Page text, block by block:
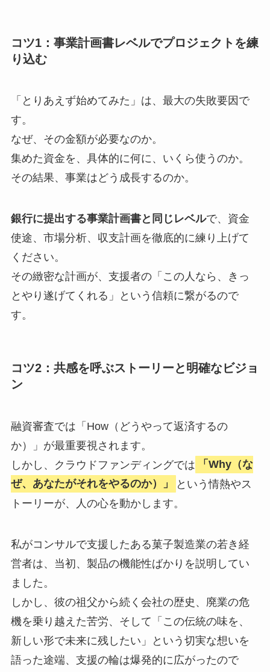
コツ1：事業計画書レベルでプロジェクトを練
り込む
「とりあえず始めてみた」は、最大の失敗要因で
す。
なぜ、その金額が必要なのか。
集めた資金を、具体的に何に、いくら使うのか。
その結果、事業はどう成長するのか。
銀行に提出する事業計画書と同じレベルで、資金
使途、市場分析、収支計画を徹底的に練り上げて
ください。
その緻密な計画が、支援者の「この人なら、きっ
とやり遂げてくれる」という信頼に繋がるので
す。
コツ2：共感を呼ぶストーリーと明確なビジョ
ン
融資審査では「How（どうやって返済するの
か）」が最重要視されます。
しかし、クラウドファンディングでは
「Why（な
ぜ、あなたがそれをやるのか）」
という情熱やス
トーリーが、人の心を動かします。
私がコンサルで支援したある菓子製造業の若き経
営者は、当初、製品の機能性ばかりを説明してい
ました。
しかし、彼の祖父から続く会社の歴史、廃業の危
機を乗り越えた苦労、そして「この伝統の味を、
新しい形で未来に残したい」という切実な想いを
語った途端、支援の輪は爆発的に広がったので